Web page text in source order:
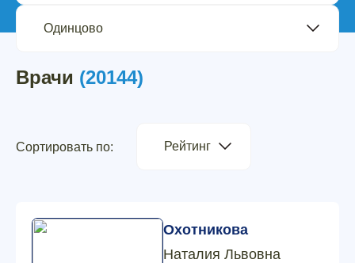
Врачи (20144)
Сортировать по: Рейтинг
Охотникова
Наталия Львовна